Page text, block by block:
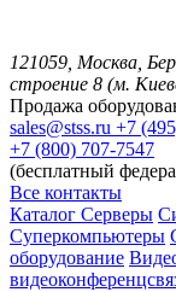
121059, Москва,
строение 8 (м.
Продажа
sales@stss.ru +7
+7 (800) 707-7547
(бесплатный
Все контакты
Каталог Серверы
Суперкомпьютеры
оборудование